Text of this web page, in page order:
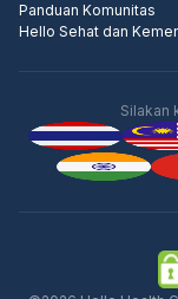
Panduan Komunitas
Hello Sehat dan
Silakan